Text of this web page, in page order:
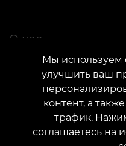
О нас
Выбрать город
Новости
Благотворительные проекты
Мы используем
улучшить ваш
контент, а
трафик.
соглашаетесь на